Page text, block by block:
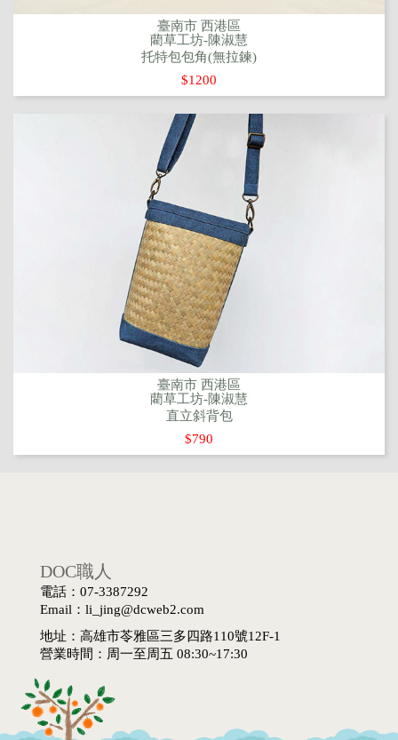
臺南市 西港區
藺草工坊-陳淑慧
托特包包角(無拉鍊)
$1200
臺南市 西港區
藺草工坊-陳淑慧
直立斜背包
$790
DOC職人
電話：07-3387292
Email：li_jing@dcweb2.com
地址：高雄市苓雅區三多四路110號12F-1
營業時間：周一至周五 08:30~17:30